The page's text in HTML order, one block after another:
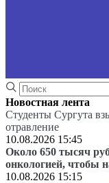
Новостная лента
Студенты Сургута
отравление
10.08.2026 15:45
Около 650 тысяч
онкологией, чтобы
10.08.2026 15:15